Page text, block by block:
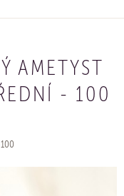
AMETYST
- 100